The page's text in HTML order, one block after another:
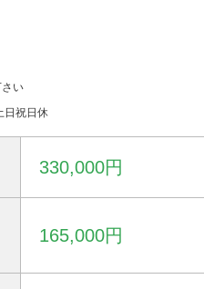
い
祝日休
330,000円
165,000円